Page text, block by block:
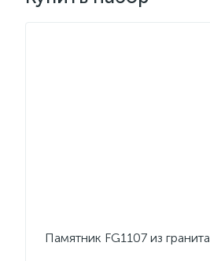
Памятник FG1107 из гранита